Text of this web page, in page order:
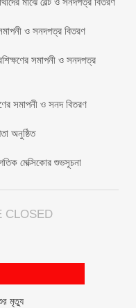
ও সনদপত্র বিতরণ
সমাপনী ও সনদপত্র
সমাপনী ও সনদ বিতরণ
অনুষ্ঠিত
মেক্সিকোর শুভসূচনা
CLOSED
মৃত্যু